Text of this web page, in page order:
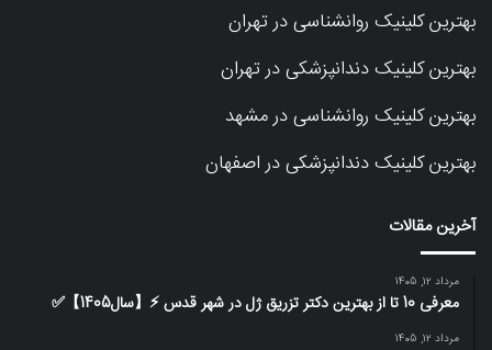
بهترین کلینیک روانشناسی در تهران
بهترین کلینیک دندانپزشکی در تهران
بهترین کلینیک روانشناسی در مشهد
بهترین کلینیک دندانپزشکی در اصفهان
آخرین مقالات
مرداد 12, 1405
معرفی 10 تا از بهترین دکتر تزریق ژل در شهر قدس ⚡️【سال1405】✅
مرداد 12, 1405